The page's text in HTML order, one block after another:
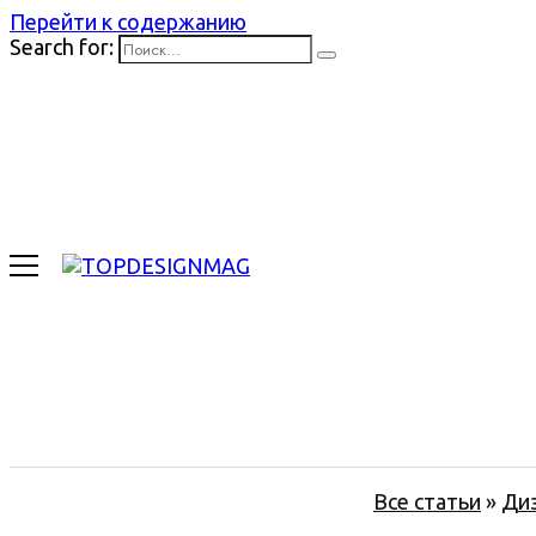
Перейти к содержанию
Search for:
Все статьи »